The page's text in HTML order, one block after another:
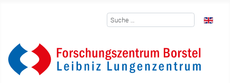
Suchen Sprache